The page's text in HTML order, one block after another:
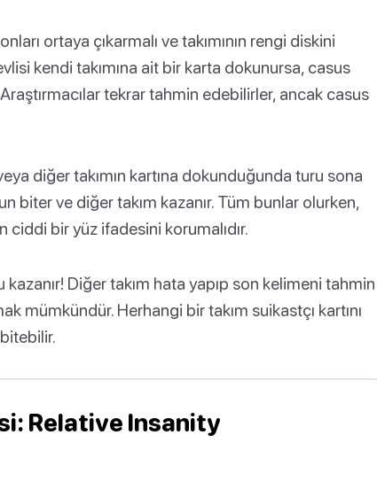
ortaya çıkarmalı ve takımının rengi diskini
kendi takımına ait bir karta dokunursa, casus
tekrar tahmin edebilirler, ancak casus
diğer takımın kartına dokunduğunda turu sona
biter ve diğer takım kazanır. Tüm bunlar olurken,
bir yüz ifadesini korumalıdır.
kazanır! Diğer takım hata yapıp son kelimeni tahmin
mümkündür. Herhangi bir takım suikastçı kartını
Relative Insanity